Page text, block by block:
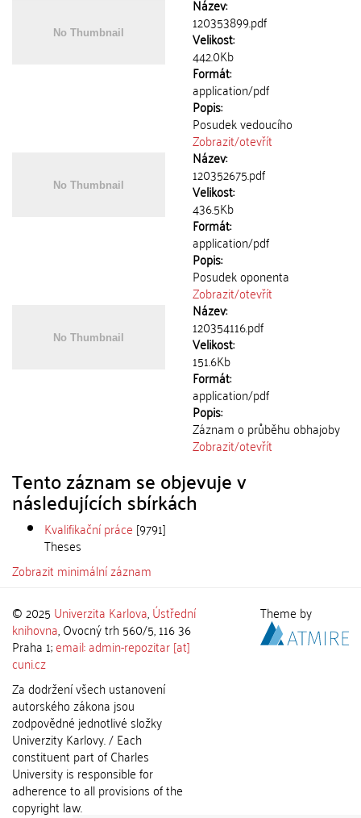
Název:
120353899.pdf
Velikost:
442.0Kb
Formát:
application/pdf
Popis:
Posudek vedoucího
Zobrazit/otevřít
Název:
120352675.pdf
Velikost:
436.5Kb
Formát:
application/pdf
Popis:
Posudek oponenta
Zobrazit/otevřít
Název:
120354116.pdf
Velikost:
151.6Kb
Formát:
application/pdf
Popis:
Záznam o průběhu obhajoby
Zobrazit/otevřít
Tento záznam se objevuje v
následujících sbírkách
Kvalifikační práce [9791]
Theses
Zobrazit minimální záznam
© 2025 Univerzita Karlova,Ústřední
knihovna, Ovocný trh 560/5, 116 36
Praha 1;email: admin-repozitar [at]
cuni.cz
Za dodržení všech ustanovení
autorského zákona jsou
zodpovědné jednotlivé složky
Univerzity Karlovy. / Each
constituent part of Charles
University is responsible for
adherence to all provisions of the
copyright law.
Theme by